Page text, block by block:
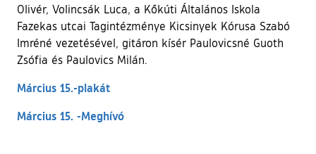
Olivér, Volincsák Luca, a Kőkúti Általános Iskola
Fazekas utcai Tagintézménye Kicsinyek Kórusa Szabó
Imréné vezetésével, gitáron kísér Paulovicsné Guoth
Zsófia és Paulovics Milán.
Március 15.-plakát
Március 15. -Meghívó